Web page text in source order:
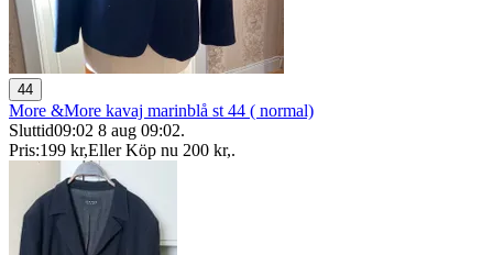
44
More &More kavaj marinblå st 44 ( normal)
Sluttid09:02 8 aug 09:02.
Pris:199 kr,Eller Köp nu 200 kr,.